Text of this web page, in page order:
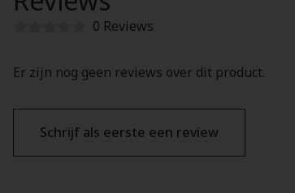
0 Reviews
Er zijn nog geen reviews over dit product.
Schrijf als eerste een review